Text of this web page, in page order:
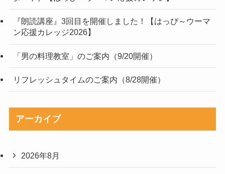
『朗読講座』3回目を開催しました！【はっぴ～ウーマ
ン応援カレッジ2026】
「男の料理教室」のご案内（9/20開催）
リフレッシュタイムのご案内（8/28開催）
アーカイブ
2026年8月